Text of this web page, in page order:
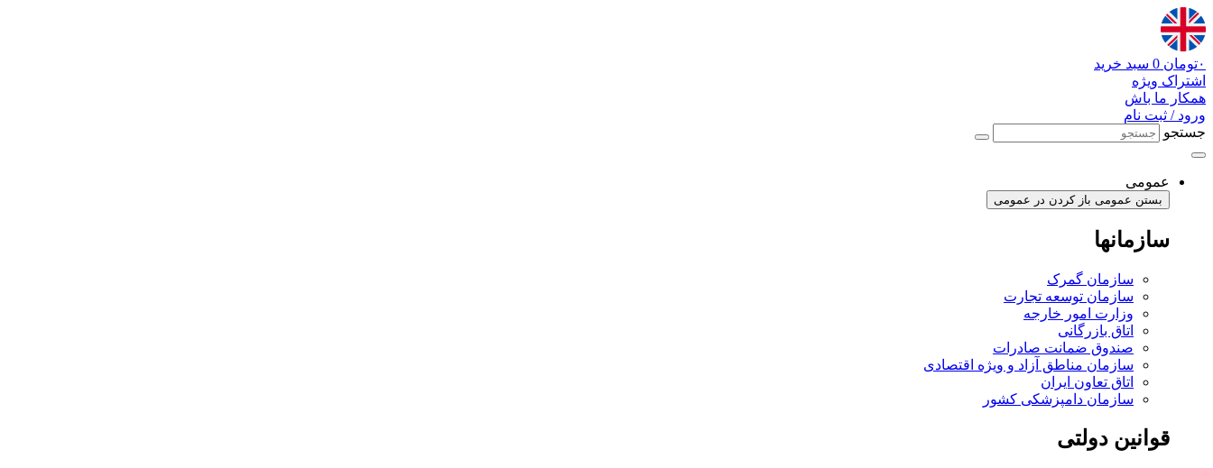
پرش
به
محتوا
۰تومان 0 سبد خرید
اشتراک ویژه
همکار ما باش
ورود / ثبت نام
جستجو
عمومی
بستن عمومی باز کردن در عمومی
سازمانها
سازمان گمرک
سازمان توسعه تجارت
وزارت امور خارجه
اتاق بازرگانی
صندوق ضمانت صادرات
سازمان مناطق آزاد و ویژه اقتصادی
اتاق تعاون ایران
سازمان دامپزشکی کشور
قوانین دولتی